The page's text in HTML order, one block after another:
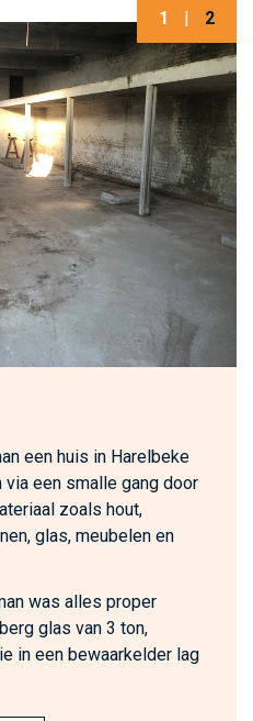
1 2
een huis in Harelbeke
een smalle gang door
zoals hout,
glas, meubelen en
was alles proper
glas van 3 ton,
in een bewaarkelder lag